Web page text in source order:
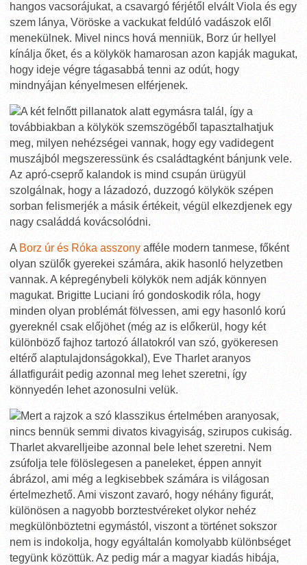
hangos vacsorájukat, a csavargó férjétől elvált Viola és egy
szem lánya, Vöröske a vackukat feldúló vadászok elől
menekülnek. Mivel nincs hová menniük, Borz úr hellyel
kínálja őket, és a kölykök hamarosan azon kapják magukat,
hogy ideje végre tágasabbá tenni az odút, hogy
mindnyájan kényelmesen elférjenek.
A két felnőtt pillanatok alatt egymásra talál, így a
továbbiakban a kölykök szemszögéből tapasztalhatjuk
meg, milyen nehézségei vannak, hogy egy vadidegent
muszájból megszeressünk és családtagként bánjunk vele.
Az apró-cseprő kalandok is mind csupán ürügyül
szolgálnak, hogy a lázadozó, duzzogó kölykök szépen
sorban felismerjék a másik értékeit, végül elkezdjenek egy
nagy családdá kovácsolódni.
A Borz úr és Róka asszony afféle modern tanmese, főként
olyan szülők gyerekei számára, akik hasonló helyzetben
vannak. A képregénybeli kölykök nem adják könnyen
magukat. Brigitte Luciani író gondoskodik róla, hogy
minden olyan problémát fölvessen, ami egy hasonló korú
gyereknél csak előjöhet (még az is előkerül, hogy két
különböző fajhoz tartozó állatokról van szó, gyökeresen
eltérő alaptulajdonságokkal), Eve Tharlet aranyos
állatfiguráit pedig azonnal meg lehet szeretni, így
könnyedén lehet azonosulni velük.
Mert a rajzok a szó klasszikus értelmében aranyosak,
nincs bennük semmi divatos kivagyiság, szirupos cukiság.
Tharlet akvarelljeibe azonnal bele lehet szeretni. Nem
zsúfolja tele fölöslegesen a paneleket, éppen annyit
ábrázol, ami még a legkisebbek számára is világosan
értelmezhető. Ami viszont zavaró, hogy néhány figurát,
különösen a nagyobb borztestvéreket olykor nehéz
megkülönböztetni egymástól, viszont a történet sokszor
nem is indokolja, hogy egyáltalán komolyabb különbséget
tegyünk közöttük. Az pedig már a magyar kiadás hibája,